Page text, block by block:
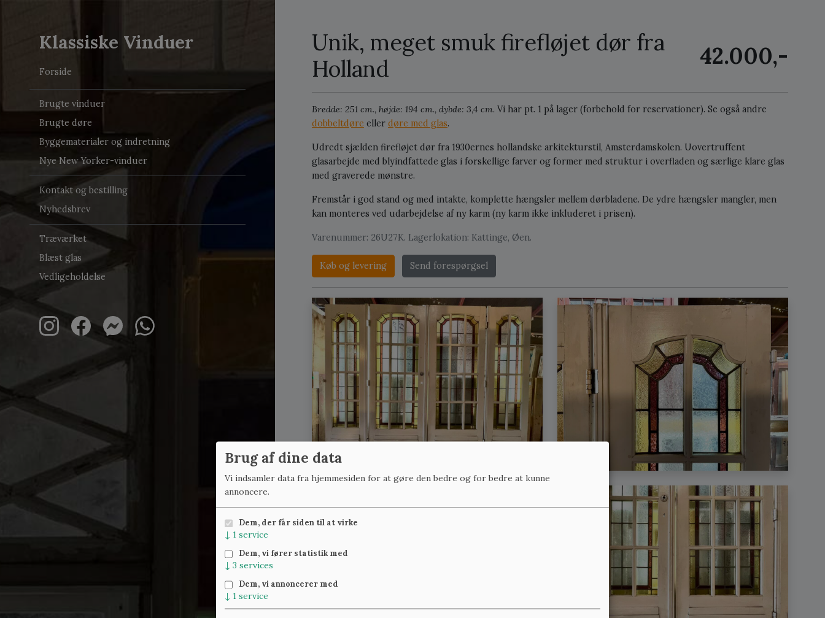
Klassiske Vinduer
Forside
Brugte vinduer
Brugte døre
Byggematerialer og indretning
Nye New Yorker-vinduer
Kontakt og bestilling
Nyhedsbrev
Træværket
Blæst glas
Vedligeholdelse
Unik, meget smuk firefløjet dør fra
Holland
42.000,-
Bredde: 251 cm., højde: 194 cm., dybde: 3,4 cm. Vi har pt. 1 på lager (forbehold for reservationer). Se også andre
dobbeltdøre eller døre med glas.
Udredt sjælden firefløjet dør fra 1930ernes hollandske arkitekturstil, Amsterdamskolen. Uovertruffent
glasarbejde med blyindfattede glas i forskellige farver og former med struktur i overfladen og særlige klare glas
med graverede mønstre.
Fremstår i god stand og med intakte, komplette hængsler mellem dørbladene. De ydre hængsler mangler, men
kan monteres ved udarbejdelse af ny karm (ny karm ikke inkluderet i prisen).
Varenummer: 26U27K. Lagerlokation: Kattinge, Øen.
Køb og levering Send forespørgsel
Brug af dine data
Vi indsamler data fra hjemmesiden for at gøre den bedre og for bedre at kunne
annoncere.
Dem, der får siden til at virke
↓ 1 service
Dem, vi fører statistik med
↓ 3 services
Dem, vi annoncerer med
↓ 1 service